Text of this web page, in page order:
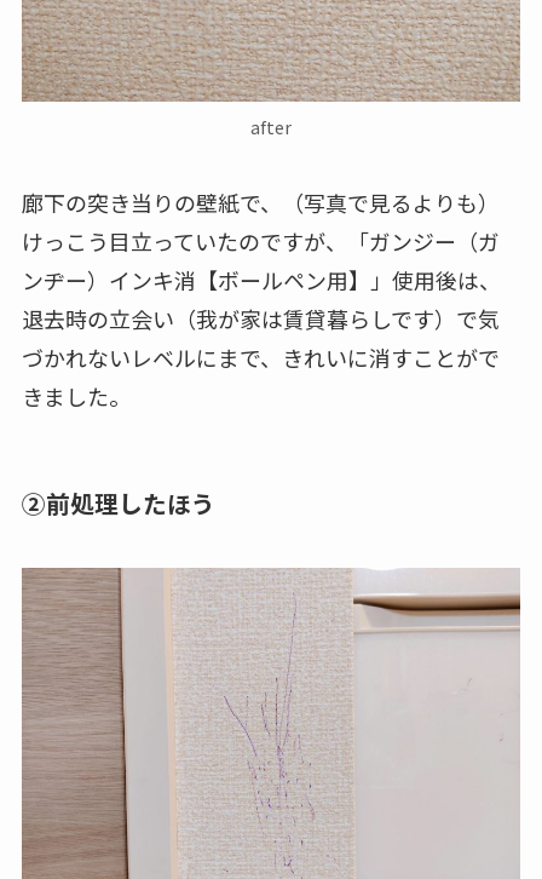
after
廊下の突き当りの壁紙で、（写真で見るよりも）
けっこう目立っていたのですが、「ガンジー（ガ
ンヂー）インキ消【ボールペン用】」使用後は、
退去時の立会い（我が家は賃貸暮らしです）で気
づかれないレベルにまで、きれいに消すことがで
きました。
②前処理したほう